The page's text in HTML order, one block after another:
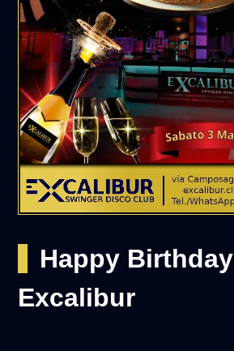
Happy Birthday
Excalibur